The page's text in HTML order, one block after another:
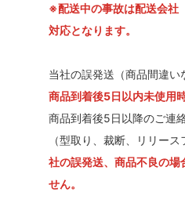
※配送中の事故は配送会社
対応となります。
当社の誤発送（商品間違い
商品到着後5日以内未使用
商品到着後5日以降のご連
（型取り、裁断、リリー
社の誤発送、商品不良の場
せん。